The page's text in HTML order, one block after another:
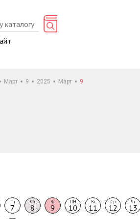
Март 9 2025 Март 9
Пт
7
Сб
8
Вс
9
ПН
10
Вт
11
Ср
12
Чт
13